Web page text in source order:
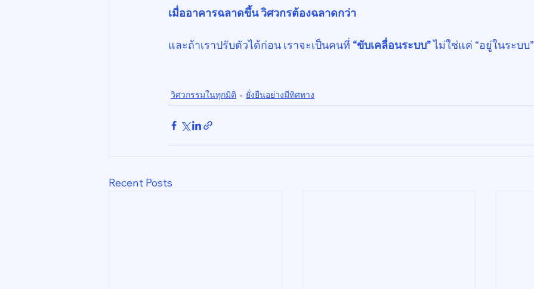
เมื่ออาคารฉลาดขึ้น วิศวกรต้องฉลาดกว่า
และถ้าเราปรับตัวได้ก่อน เราจะเป็นคนที่ “ขับเคลื่อนระบบ” ไม่ใช่แค่ “อยู่ในระบบ”
วิศวกรรมในทุกมิติ ยั่งยืนอย่างมีทิศทาง
Recent Posts